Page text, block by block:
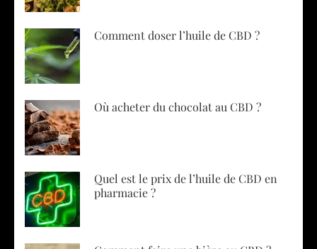
Comment doser l’huile de CBD ?
Où acheter du chocolat au CBD ?
Quel est le prix de l’huile de CBD en
pharmacie ?